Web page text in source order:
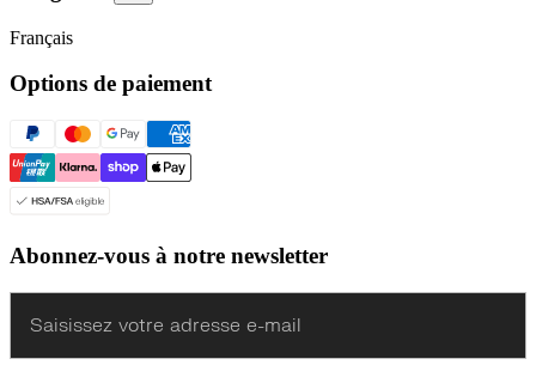
Français
Options de paiement
Abonnez-vous à notre newsletter